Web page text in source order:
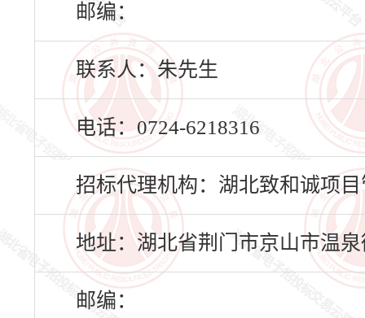
邮编：
联系人：朱先生
电话：0724-6218316
招标代理机构：湖北致和诚项
地址：湖北省荆门市京山市温泉
邮编：